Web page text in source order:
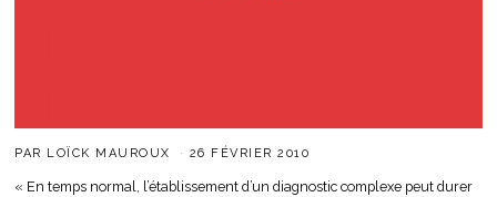
PAR LOÏCK MAUROUX 26 FÉVRIER 2010
« En temps normal, l’établissement d’un diagnostic complexe peut durer